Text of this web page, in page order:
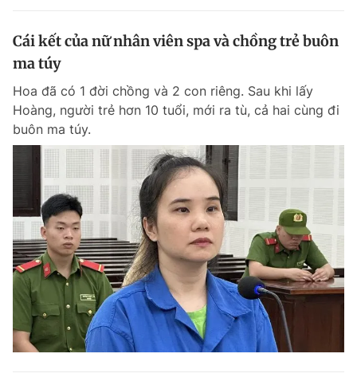
Cái kết của nữ nhân viên spa và chồng trẻ buôn
ma túy
Hoa đã có 1 đời chồng và 2 con riêng. Sau khi lấy
Hoàng, người trẻ hơn 10 tuổi, mới ra tù, cả hai cùng đi
buôn ma túy.